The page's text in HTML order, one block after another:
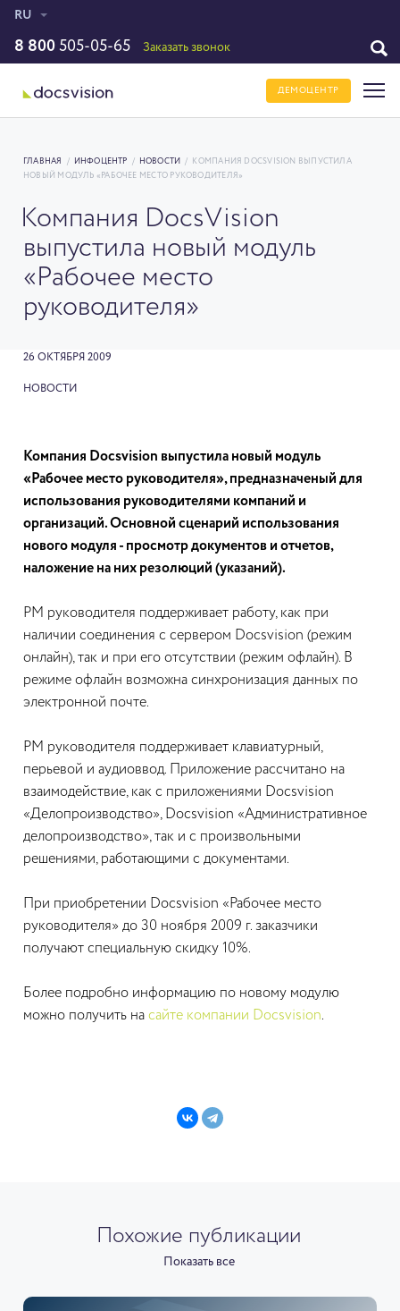
RU
8 800 505-05-65 Заказать звонок
ДЕМОЦЕНТР
ГЛАВНАЯ / ИНФОЦЕНТР / НОВОСТИ /
КОМПАНИЯ DOCSVISION ВЫПУСТИЛА
НОВЫЙ МОДУЛЬ «РАБОЧЕЕ МЕСТО РУКОВОДИТЕЛЯ»
Компания DocsVision
выпустила новый модуль
«Рабочее место
руководителя»
26 ОКТЯБРЯ 2009
НОВОСТИ
Компания Docsvision выпустила новый модуль
«Рабочее место руководителя», предназначеный для
использования руководителями компаний и
организаций. Основной сценарий использования
нового модуля - просмотр документов и отчетов,
наложение на них резолюций (указаний).
РМ руководителя поддерживает работу, как при
наличии соединения с сервером Docsvision (режим
онлайн), так и при его отсутствии (режим офлайн). В
режиме офлайн возможна синхронизация данных по
электронной почте.
РМ руководителя поддерживает клавиатурный,
перьевой и аудиоввод. Приложение рассчитано на
взаимодействие, как с приложениями Docsvision
«Делопроизводство», Docsvision «Административное
делопроизводство», так и с произвольными
решениями, работающими с документами.
При приобретении Docsvision «Рабочее место
руководителя» до 30 ноября 2009 г. заказчики
получают специальную скидку 10%.
Более подробно информацию по новому модулю
можно получить на сайте компании Docsvision.
Похожие публикации
Показать все